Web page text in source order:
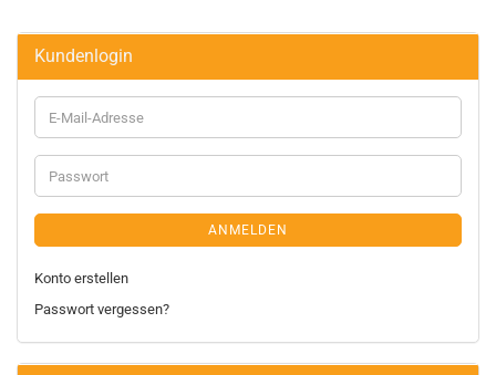
Kundenlogin
ANMELDEN
Konto erstellen
Passwort vergessen?